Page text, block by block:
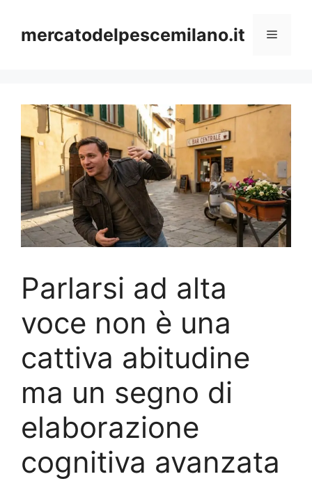
contenuto
mercatodelpescemilano.it Menu
Parlarsi ad alta
voce non è una
cattiva abitudine
ma un segno di
elaborazione
cognitiva avanzata